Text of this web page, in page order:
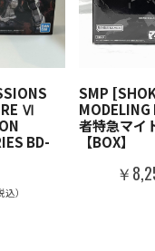
Ⅵ
BD-
込）
SMP
MODELING
者特急マイ
【BOX】
￥